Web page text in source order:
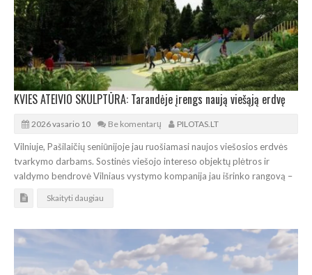
KVIES ATEIVIO SKULPTŪRA: Tarandėje įrengs naują viešąją erdvę
2026 vasario 10 Be komentarų PILOTAS.LT
Vilniuje, Pašilaičių seniūnijoje jau ruošiamasi naujos viešosios erdvės
tvarkymo darbams. Sostinės viešojo intereso objektų plėtros ir
valdymo bendrovė Vilniaus vystymo kompanija jau išrinko rangovą –
Skaityti daugiau